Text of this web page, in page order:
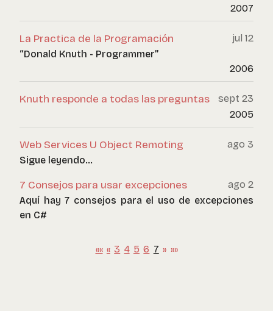
2007
La Practica de la Programación
jul 12
“Donald Knuth - Programmer”
2006
Knuth responde a todas las preguntas
sept 23
2005
Web Services U Object Remoting
ago 3
Sigue leyendo...
7 Consejos para usar excepciones
ago 2
Aquí hay 7 consejos para el uso de excepciones
en C#
«« « 3 4 5 6 7 » »»